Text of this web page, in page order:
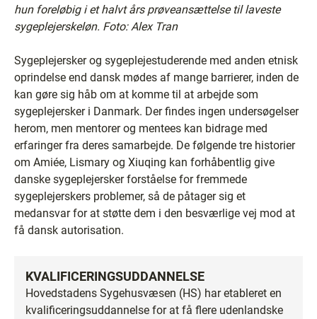
hun foreløbig i et halvt års prøveansættelse til laveste
sygeplejerskeløn. Foto: Alex Tran
Sygeplejersker og sygeplejestuderende med anden etnisk
oprindelse end dansk mødes af mange barrierer, inden de
kan gøre sig håb om at komme til at arbejde som
sygeplejersker i Danmark. Der findes ingen undersøgelser
herom, men mentorer og mentees kan bidrage med
erfaringer fra deres samarbejde. De følgende tre historier
om Amiée, Lismary og Xiuqing kan forhåbentlig give
danske sygeplejersker forståelse for fremmede
sygeplejerskers problemer, så de påtager sig et
medansvar for at støtte dem i den besværlige vej mod at
få dansk autorisation.
KVALIFICERINGSUDDANNELSE
Hovedstadens Sygehusvæsen (HS) har etableret en
kvalificeringsuddannelse for at få flere udenlandske